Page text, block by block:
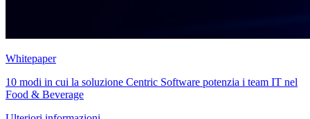
Whitepaper
10 modi in cui la soluzione Centric Software potenzia i team IT nel
Food & Beverage